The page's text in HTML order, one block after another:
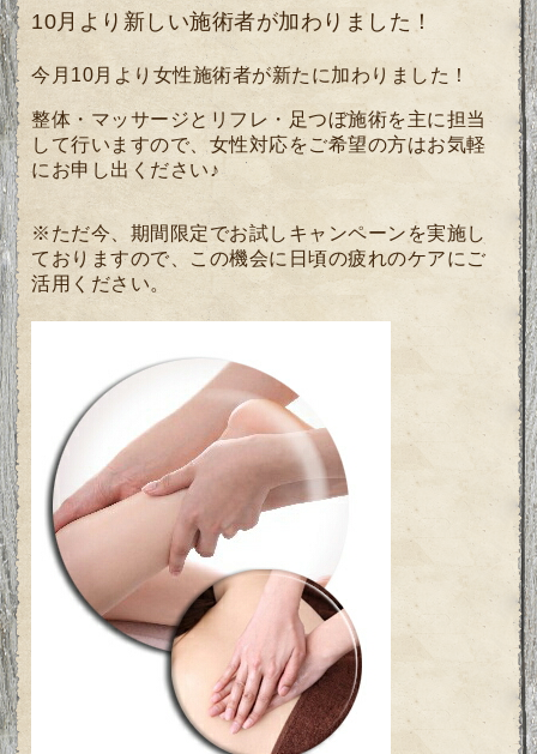
10月より新しい施術者が加わりました！
今月10月よ り女性施術者が新たに加わりました！
整体・マッサージとリフレ・足つぼ施術を主に担当
して行いますので、女性対応をご希望の方はお気軽
にお申し出ください♪
※ただ今、期間限定でお試しキャンペーンを実施し
ておりますので、この機会に日頃の疲れのケアにご
活用ください。